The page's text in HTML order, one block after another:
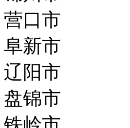
营口市
阜新市
辽阳市
盘锦市